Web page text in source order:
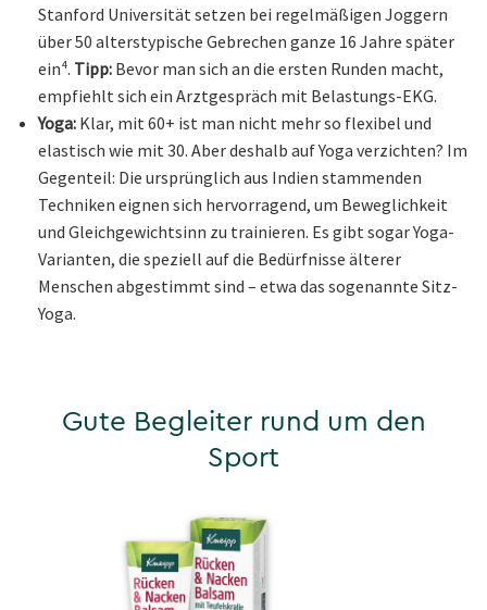
Stanford Universität setzen bei regelmäßigen Joggern
über 50 alterstypische Gebrechen ganze 16 Jahre später
ein⁴. Tipp: Bevor man sich an die ersten Runden macht,
empfiehlt sich ein Arztgespräch mit Belastungs-EKG.
Yoga: Klar, mit 60+ ist man nicht mehr so flexibel und
elastisch wie mit 30. Aber deshalb auf Yoga verzichten? Im
Gegenteil: Die ursprünglich aus Indien stammenden
Techniken eignen sich hervorragend, um Beweglichkeit
und Gleichgewichtsinn zu trainieren. Es gibt sogar Yoga-
Varianten, die speziell auf die Bedürfnisse älterer
Menschen abgestimmt sind – etwa das sogenannte Sitz-
Yoga.
Gute Begleiter rund um den
Sport